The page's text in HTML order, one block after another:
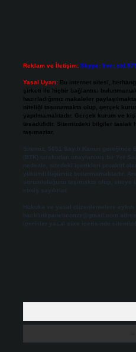
Reklam ve İletişim: Skype:
Yasal Uyarı: Bu internet sitesi,
şirketi ile hiçbir bağlantısı
hazırladığımız makaleler
niteliği taşımamakta olup, gerçek
yapılmamaktadır. Gerçek kurum ve
tesadüfidir. Sitemizdeki bilgiler taslak
taşımazlar.
Sitemiz, 5651 Sayılı Kanun
(BTK) tarafından onaylanmış bir Yer
nedenle, sitedeki içerikleri proaktif
yükümlülüğümüz bulunmamaktadır.
sorumluluğunu taşımakta olup, siteye
etmiş sayılırlar.
Hukuka ve yasal düzenlemelere
backlinkpanelicomtr@gmail.com
içerikler yasal süre içerisinde